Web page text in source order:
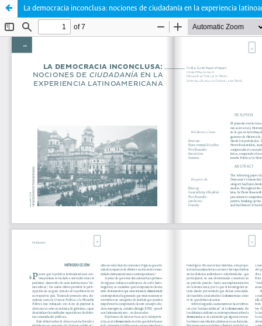
La democracia inconclusa: nociones de ciudadanía en la experiencia